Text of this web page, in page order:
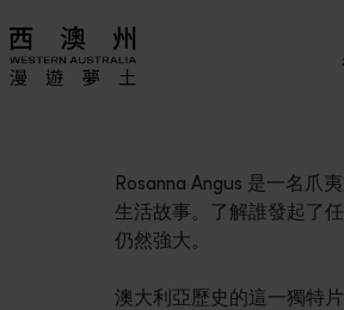
Rosanna Angus 是一名爪
生活故事。了解誰發起了
仍然強大。
澳大利亞歷史的這一獨特